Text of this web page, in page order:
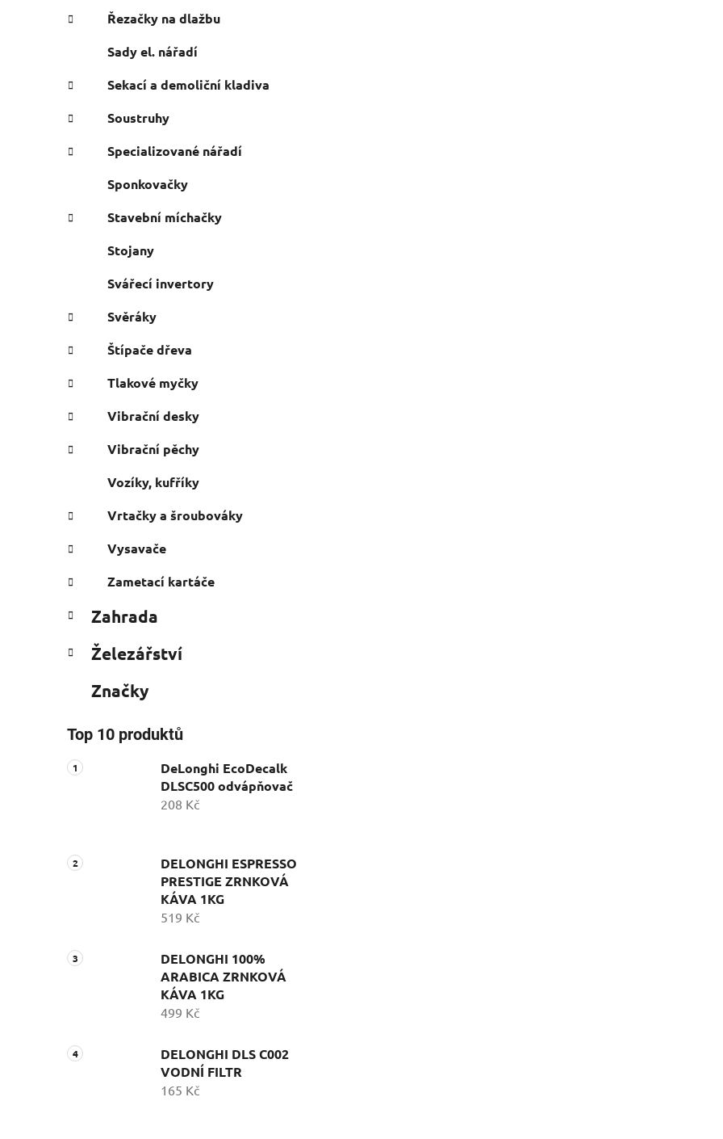
Řezačky na dlažbu
Sady el. nářadí
Sekací a demoliční kladiva
Soustruhy
Specializované nářadí
Sponkovačky
Stavební míchačky
Stojany
Svářecí invertory
Svěráky
Štípače dřeva
Tlakové myčky
Vibrační desky
Vibrační pěchy
Vozíky, kufříky
Vrtačky a šroubováky
Vysavače
Zametací kartáče
Zahrada
Železářství
Značky
Top 10 produktů
DeLonghi EcoDecalk
DLSC500 odvápňovač
208 Kč
DELONGHI ESPRESSO
PRESTIGE ZRNKOVÁ
KÁVA 1KG
519 Kč
DELONGHI 100%
ARABICA ZRNKOVÁ
KÁVA 1KG
499 Kč
DELONGHI DLS C002
VODNÍ FILTR
165 Kč